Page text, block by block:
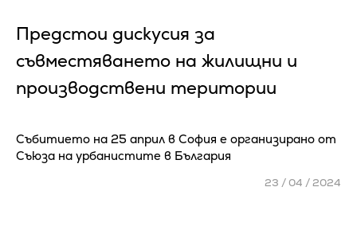
Предстои дискусия за
съвместяването на жилищни и
производствени територии
Събитието на 25 април в София е организирано от
Съюза на урбанистите в България
23 / 04 / 2024